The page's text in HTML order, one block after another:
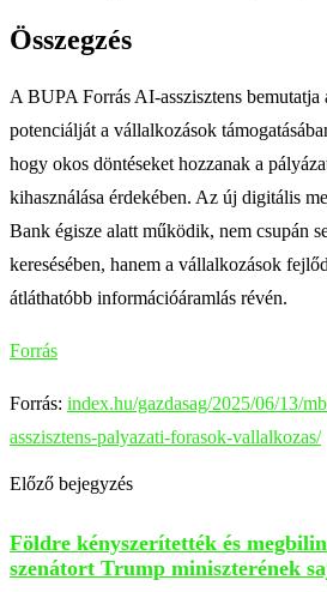
Összegzés
A BUPA Forrás AI-asszisztens bemutatja
potenciálját a vállalkozások
hogy okos döntéseket hozzanak a
kihasználása érdekében. Az új digitális
Bank égisze alatt működik, nem csupán
keresésében, hanem a vállalkozások
átláthatóbb információáramlás révén.
Forrás
Forrás: index.hu/gazdasag/2025/06/13/
asszisztens-palyazati-forasok-vallalkozas/
Előző bejegyzés
Földre kényszerítették és
szenátort Trump miniszterének